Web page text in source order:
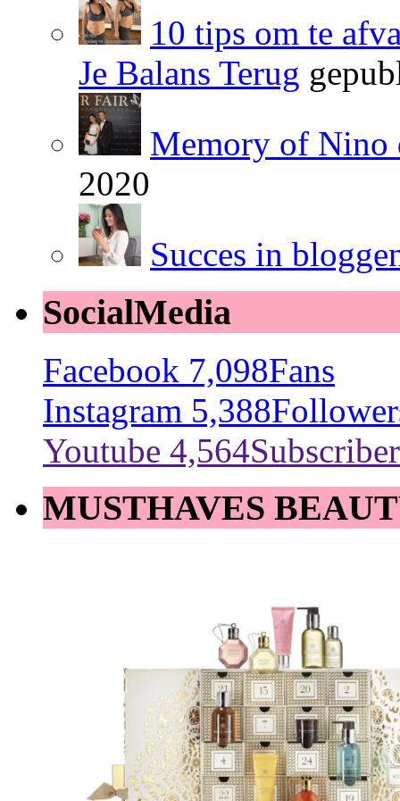
10 tips om te
Je Balans Terug
Memory of Nino
2020
Succes in
SocialMedia
Facebook 7,098Fans
Instagram 5,388
Youtube 4,564Subscriber
MUSTHAVES